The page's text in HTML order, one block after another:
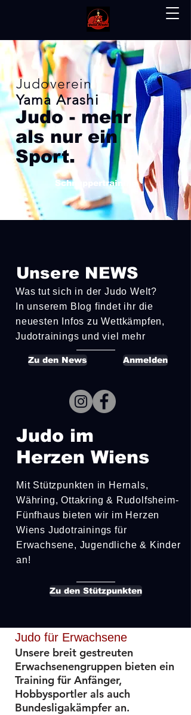
Judoverein
Yama Arashi
Judo - mehr
als nur ein
Sport.
Schnuppertraining
Unsere NEWS
Was tut sich in der Judo Welt?
In unserem Blog findet ihr die
neuesten Infos zu Wettkämpfen,
Judotrainings und viel mehr
Zu den News Anmelden
Judo im
Herzen Wiens
Mit Stützpunkten in Hernals,
Währing, Ottakring & Rudolfsheim-
Fünfhaus bieten wir im Herzen
Wiens Judotrainings für
Erwachsene, Jugendliche & Kinder
an!
Zu den Stützpunkten
Judo für Erwachsene
Unsere breit gestreuten
Erwachsenengruppen bieten ein
Training für Anfänger,
Hobbysportler als auch
Bundesligakämpfer an.